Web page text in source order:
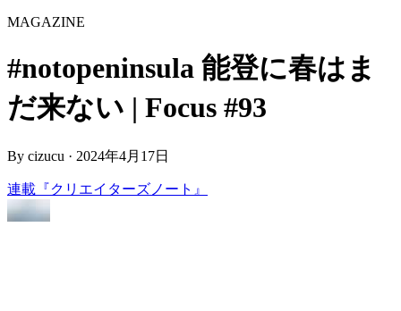
MAGAZINE
#notopeninsula 能登に春はま
だ来ない | Focus #93
By cizucu · 2024年4月17日
連載『クリエイターズノート』